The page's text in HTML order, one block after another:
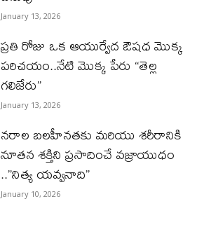
January 13, 2026
ప్రతి రోజు ఒక ఆయుర్వేద ఔషధ మొక్క
పరిచయం..నేటి మొక్క పేరు “తెల్ల
గలిజేరు”
January 13, 2026
నరాల బలహీనతకు మరియు శరీరానికి
నూతన శక్తిని ప్రసాదించే వజ్రాయుధం
..”నిత్య యవ్వనాది”
January 10, 2026